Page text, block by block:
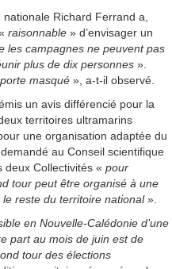
Richard Ferrand a,
raisonnable » d’envisager un
les campagnes ne peuvent pas
plus de dix personnes ».
masqué », a-t-il observé.
un avis différencié pour la
territoires ultramarins
une organisation adaptée du
au Conseil scientifique
deux Collectivités « pour
tour peut être organisé à une
reste du territoire national».
en Nouvelle-Calédonie d’une
part au mois de juin est de
tour des élections